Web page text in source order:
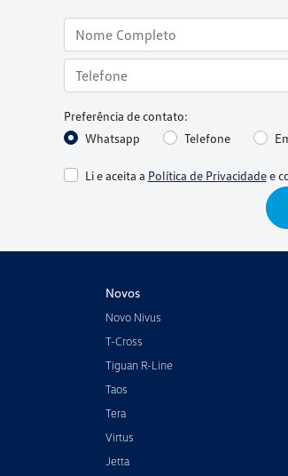
Preferência de contato:
Whatsapp
Telefone
Li e aceita a Política de Privacidadee
Novos
Novo Nivus
T-Cross
Tiguan R-Line
Taos
Tera
Virtus
Jetta